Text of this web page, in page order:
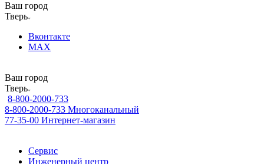
Ваш город
Тверь
Вконтакте
MAX
Ваш город
Тверь
8-800-2000-733
8-800-2000-733 Многоканальный
77-35-00 Интернет-магазин
Сервис
Инженерный центр